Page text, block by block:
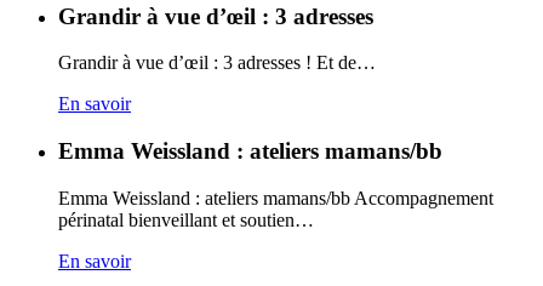
Grandir à vue d’œil : 3 adresses
Grandir à vue d’œil : 3 adresses ! Et de…
En savoir
Emma Weissland : ateliers mamans/bb
Emma Weissland : ateliers mamans/bb Accompagnement
périnatal bienveillant et soutien…
En savoir